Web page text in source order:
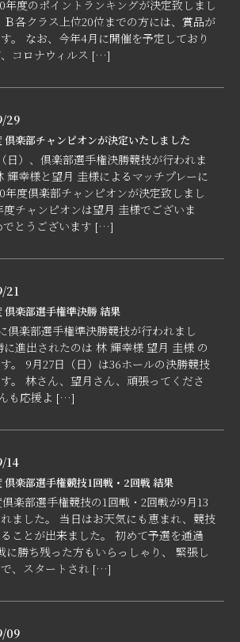
年度のポイントランキングが決定致しまし
Ｂ各クラス上位20位までの方には、賞品が
。 なお、今年4月に開催を予定しており
コロナウィルス […]
29
倶楽部チャンピオンが決定いたしました
日）、倶楽部選手権決勝競技が行われま
輝幸様と望月 圭様によるマッチプレーに
年度倶楽部チャンピオンが決定致しまし
度チャンピオンは望月 圭様でございま
でとうございます […]
21
倶楽部選手権準決勝 結果
倶楽部選手権準決勝競技が行われまし
に進出されたのは 林 輝幸様 望月 圭様 の
。 9月27日（日）は36ホールの決勝競技
。 林さん、望月さん、頑張ってくださ
も応援よ […]
14
倶楽部選手権競技1回戦・2回戦 結果
楽部選手権競技の1回戦・2回戦が9月13
ました。 当日はお天気にも恵まれ、競技
ことが出来ました。 初めて予選を通過
に勝ち残った方もいらっしゃり、 緊張し
、スタートされ […]
09